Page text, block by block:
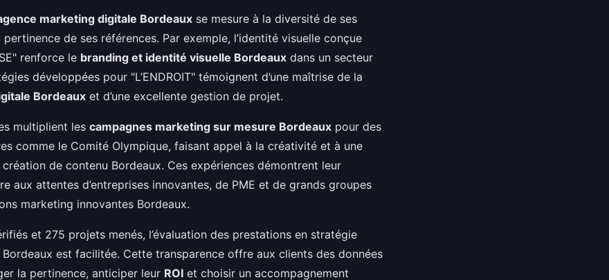
marketing digitale Bordeaux se mesure à la diversité de ses
de ses références. Par exemple, l’identité visuelle conçue
renforce le branding et identité visuelle Bordeaux dans un secteur
développées pour "L’ENDROIT" témoignent d’une maîtrise de la
Bordeaux et d’une excellente gestion de projet.
multiplient les campagnes marketing sur mesure Bordeaux pour des
comme le Comité Olympique, faisant appel à la créativité et à une
de contenu Bordeaux. Ces expériences démontrent leur
aux attentes d’entreprises innovantes, de PME et de grands groupes
marketing innovantes Bordeaux.
et 275 projets menés, l’évaluation des prestations en stratégie
est facilitée. Cette transparence offre aux clients des données
la pertinence, anticiper leur ROI et choisir un accompagnement